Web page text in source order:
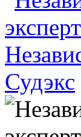
Судэкс